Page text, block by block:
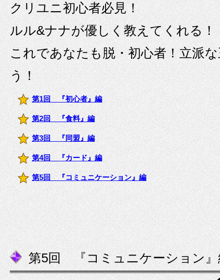
クリユニ初心者必見！
ルル&ナナが優しく教えてくれる！
これであなたも脱・初心者！立派
う！
第1回 『初心者』編
第2回 『食料』編
第3回 『同盟』編
第4回 『カード』編
第5回 『コミュニケーション』編
第5回 『コミュニケーション』